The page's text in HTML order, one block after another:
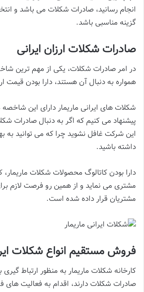
انجام رسانید، صادرات شکلات می باشد و
گزینه مناسبی باشد.
صادرات شکلات ارزان ایرانی
در امر صادرات شکلات، یکی از مهم ترین
همواره به دنبال آن هستند، دارا بودن قیمت
شکلات های ایرانی ماریمار دارای این
پیشنهاد می کنیم که اگر به دنبال صادرات
این شرکت غافل نشوید چرا که می توانید به
داشته باشید.
دارا بودن کاتالوگ محصولات شکلات
مشتری می نماید و از همین رو فرصت لازم
مشتریان قرار داده شده است.
فروش مستقیم انواع شکلات
کارخانه شکلات ماریمار به منظور ارتباط
صادرات شکلات دارند، اقدام به فعالیت های